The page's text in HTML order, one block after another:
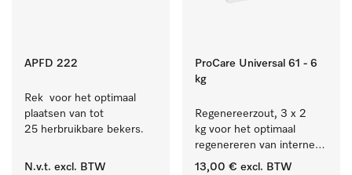
APFD 222
Rek  voor het optimaal
plaatsen van tot
25 herbruikbare bekers.
N.v.t. excl. BTW
ProCare Universal 61 - 6
kg
Regenereerzout, 3 x 2
kg voor het optimaal
regenereren van interne
waterontharders.
13,00 € excl. BTW